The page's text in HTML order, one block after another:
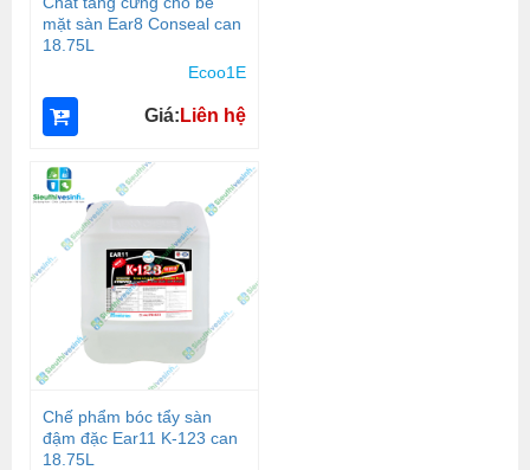
mặt sàn Ear8 Conseal can
18.75L
Ecoo1E
Giá: Liên hệ
Chế phẩm bóc tẩy sàn
đậm đặc Ear11 K-123 can
18.75L